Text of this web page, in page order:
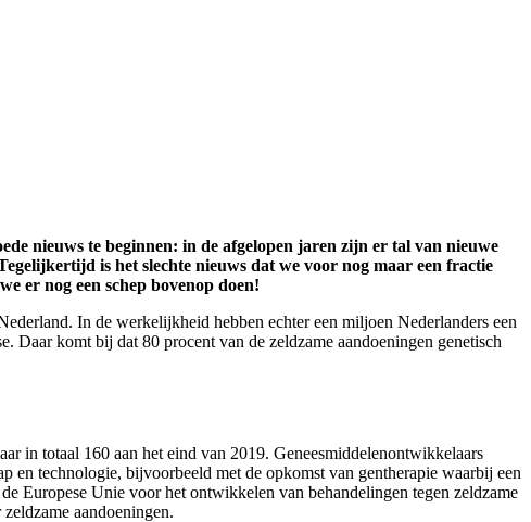
nieuws te beginnen: in de afgelopen jaren zijn er tal van nieuwe
is het slechte nieuws dat we voor nog maar een fractie
er nog een schep bovenop doen!
In de werkelijkheid hebben echter een miljoen Nederlanders een
Daar komt bij dat 80 procent van de zeldzame aandoeningen genetisch
in totaal 160 aan het eind van 2019. Geneesmiddelenontwikkelaars
en technologie, bijvoorbeeld met de opkomst van gentherapie waarbij een
Europese Unie voor het ontwikkelen van behandelingen tegen zeldzame
aandoeningen.